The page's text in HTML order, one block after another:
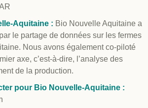
Aquitaine : Bio Nouvelle Aquitaine a
le partage de données sur les fermes
Nous avons également co-piloté
axe, c’est-à-dire, l’analyse des
de la production.
pour Bio Nouvelle-Aquitaine :